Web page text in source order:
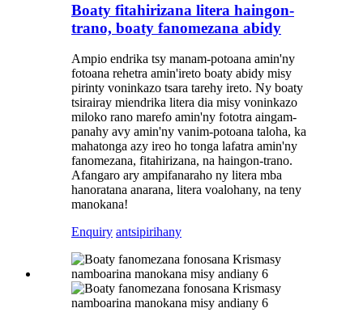
Boaty fitahirizana litera haingon-
trano, boaty fanomezana abidy
Ampio endrika tsy manam-potoana amin'ny
fotoana rehetra amin'ireto boaty abidy misy
pirinty voninkazo tsara tarehy ireto. Ny boaty
tsirairay miendrika litera dia misy voninkazo
miloko rano marefo amin'ny fototra aingam-
panahy avy amin'ny vanim-potoana taloha, ka
mahatonga azy ireo ho tonga lafatra amin'ny
fanomezana, fitahirizana, na haingon-trano.
Afangaro ary ampifanaraho ny litera mba
hanoratana anarana, litera voalohany, na teny
manokana!
Enquiry antsipirihany